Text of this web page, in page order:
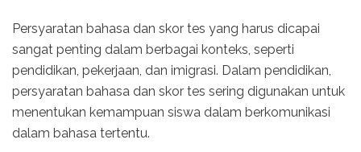
Persyaratan bahasa dan skor tes yang harus dicapai
sangat penting dalam berbagai konteks, seperti
pendidikan, pekerjaan, dan imigrasi. Dalam pendidikan,
persyaratan bahasa dan skor tes sering digunakan untuk
menentukan kemampuan siswa dalam berkomunikasi
dalam bahasa tertentu.